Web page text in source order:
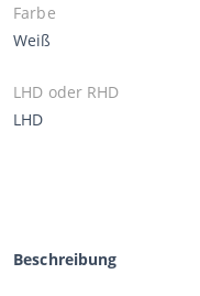
Farbe
Weiß
LHD oder RHD
LHD
Beschreibung